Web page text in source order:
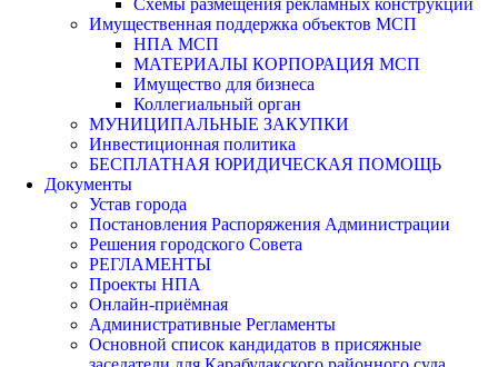
Имущественная поддержка объектов МСП
НПА МСП
МАТЕРИАЛЫ КОРПОРАЦИЯ МСП
Имущество для бизнеса
Коллегиальный орган
МУНИЦИПАЛЬНЫЕ ЗАКУПКИ
Инвестиционная политика
БЕСПЛАТНАЯ ЮРИДИЧЕСКАЯ ПОМОЩЬ
Документы
Устав города
Постановления Распоряжения Администрации
Решения городского Совета
РЕГЛАМЕНТЫ
Проекты НПА
Онлайн-приёмная
Административные Регламенты
Основной список кандидатов в присяжные